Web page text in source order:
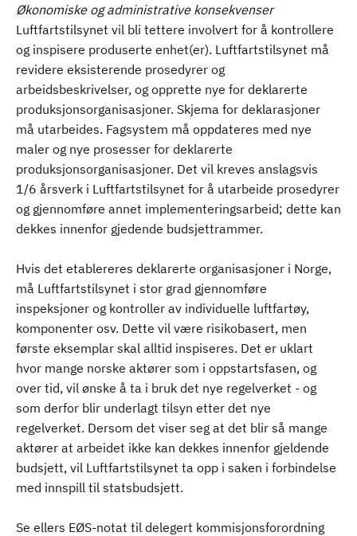
Økonomiske og administrative konsekvenser
Luftfartstilsynet vil bli tettere involvert for å kontrollere
og inspisere produserte enhet(er). Luftfartstilsynet må
revidere eksisterende prosedyrer og
arbeidsbeskrivelser, og opprette nye for deklarerte
produksjonsorganisasjoner. Skjema for deklarasjoner
må utarbeides. Fagsystem må oppdateres med nye
maler og nye prosesser for deklarerte
produksjonsorganisasjoner. Det vil kreves anslagsvis
1/6 årsverk i Luftfartstilsynet for å utarbeide prosedyrer
og gjennomføre annet implementeringsarbeid; dette kan
dekkes innenfor gjedende budsjettrammer.
Hvis det etablereres deklarerte organisasjoner i Norge,
må Luftfartstilsynet i stor grad gjennomføre
inspeksjoner og kontroller av individuelle luftfartøy,
komponenter osv. Dette vil være risikobasert, men
første eksemplar skal alltid inspiseres. Det er uklart
hvor mange norske aktører som i oppstartsfasen, og
over tid, vil ønske å ta i bruk det nye regelverket - og
som derfor blir underlagt tilsyn etter det nye
regelverket. Dersom det viser seg at det blir så mange
aktører at arbeidet ikke kan dekkes innenfor gjeldende
budsjett, vil Luftfartstilsynet ta opp i saken i forbindelse
med innspill til statsbudsjett.
Se ellers EØS-notat til delegert kommisjonsforordning